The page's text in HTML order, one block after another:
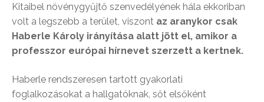
Kitaibel növénygyűjtő szenvedélyének hála ekkoriban
volt a legszebb a terület, viszont az aranykor csak
Haberle Károly irányítása alatt jött el, amikor a
professzor európai hírnevet szerzett a kertnek.
Haberle rendszeresen tartott gyakorlati
foglalkozásokat a hallgatóknak, sőt elsőként